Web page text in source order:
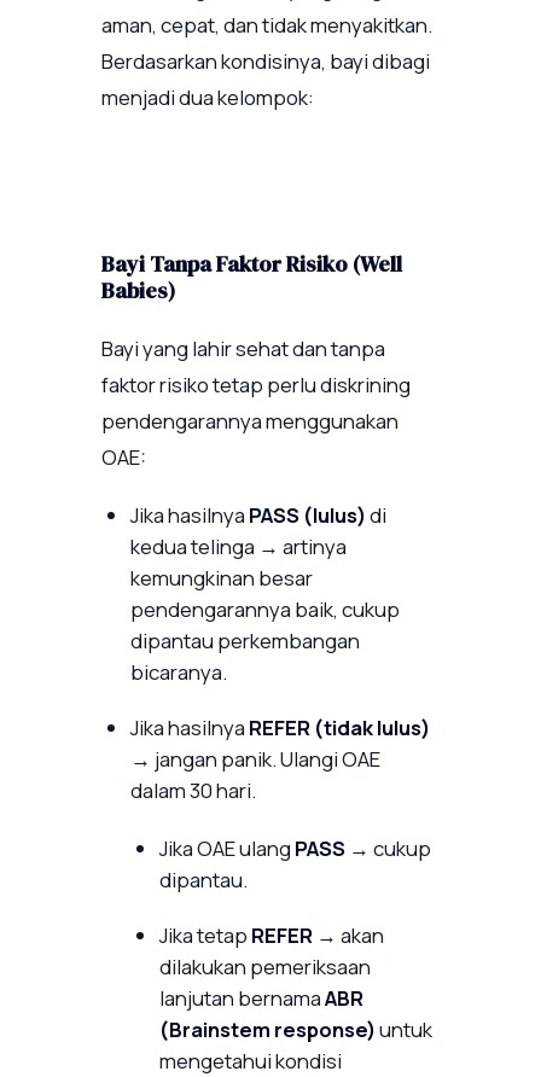
aman, cepat, dan tidak menyakitkan.
Berdasarkan kondisinya, bayi dibagi
menjadi dua kelompok:
Bayi Tanpa Faktor Risiko (Well
Babies)
Bayi yang lahir sehat dan tanpa
faktor risiko tetap perlu diskrining
pendengarannya menggunakan
OAE:
Jika hasilnya PASS (lulus)di
kedua telinga → artinya
kemungkinan besar
pendengarannya baik, cukup
dipantau perkembangan
bicaranya.
Jika hasilnya REFER (tidak lulus)
→ jangan panik. Ulangi OAE
dalam 30 hari.
Jika OAE ulangPASS → cukup
dipantau.
Jika tetap REFER → akan
dilakukan pemeriksaan
lanjutan bernamaABR
(Brainstem response)untuk
mengetahui kondisi